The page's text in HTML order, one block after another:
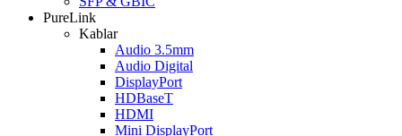
PureLink
Kablar
Audio 3.5mm
Audio Digital
DisplayPort
HDBaseT
HDMI
Mini DisplayPort